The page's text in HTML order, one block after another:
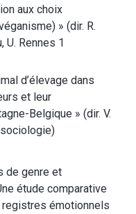
aux choix
» (dir. R.
U. Rennes 1
d’élevage dans
et leur
Belgique » (dir. V.
sociologie)
de genre et
étude comparative
émotionnels